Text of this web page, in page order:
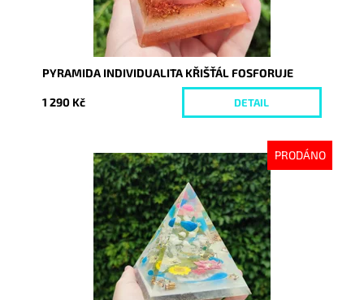
PYRAMIDA INDIVIDUALITA KŘIŠŤÁL FOSFORUJE
1 290 Kč DETAIL
PRODÁNO
Dostupnost:
Vyprodáno
8731